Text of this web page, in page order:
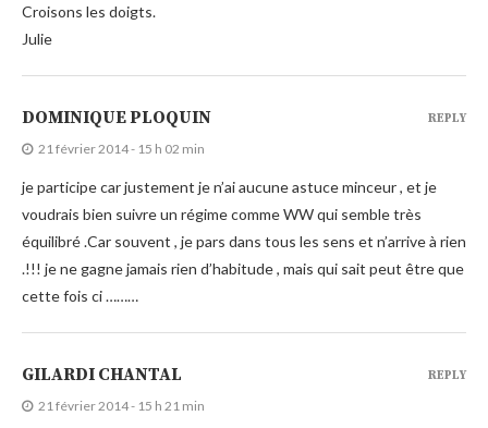
Croisons les doigts.
Julie
DOMINIQUE PLOQUIN
21 février 2014 - 15 h 02 min
je participe car justement je n’ai aucune astuce minceur , et je
voudrais bien suivre un régime comme WW qui semble très
équilibré .Car souvent , je pars dans tous les sens et n’arrive à rien
.!!! je ne gagne jamais rien d’habitude , mais qui sait peut être que
cette fois ci ………
REPLY
GILARDI CHANTAL
21 février 2014 - 15 h 21 min
REPLY